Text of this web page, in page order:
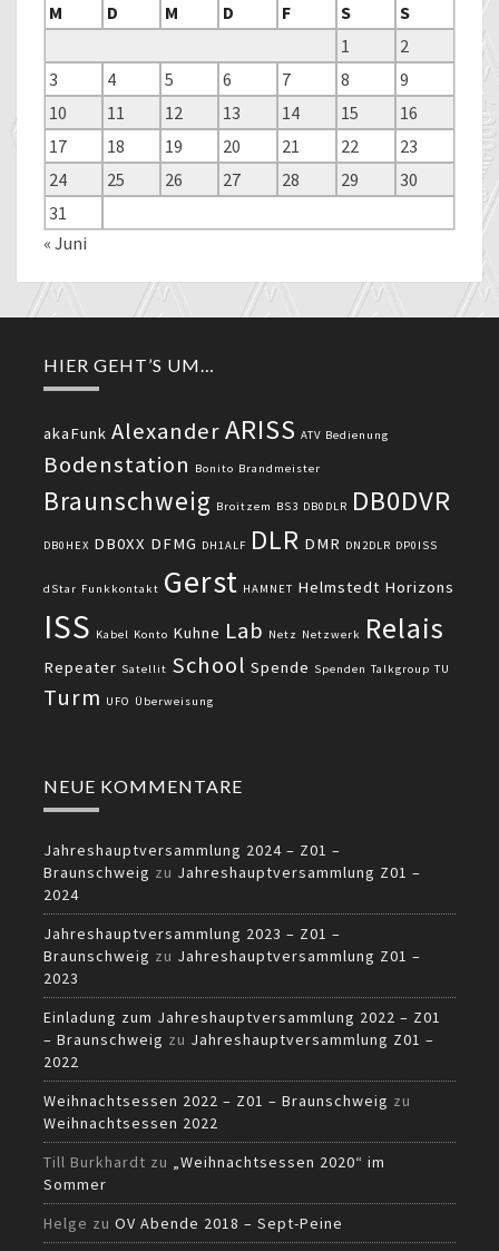
M
D M D F S
S
1
2
3
4 5 6 7 8
9
10
11 12 13 14 15
16
17
18 19 20 21 22
23
24
25 26 27 28 29
30
31
« Juni
HIER GEHT’S UM…
akaFunk AlexanderARISS ATV Bedienung
Bodenstation Bonito Brandmeister
Braunschweig Broitzem BS3 DB0DLR DB0DVR
DB0HEX DB0XX DFMG DH1ALF DLR DMR DN2DLR DP0ISS
dStar Funkkontakt Gerst HAMNET Helmstedt Horizons
ISS Kabel Konto Kuhne Lab Netz Netzwerk Relais
Repeater Satellit School Spende Spenden Talkgroup TU
Turm UFO Überweisung
NEUE KOMMENTARE
Jahreshauptversammlung 2024 – Z01 –
Braunschweig zu Jahreshauptversammlung Z01 –
2024
Jahreshauptversammlung 2023 – Z01 –
Braunschweig zu Jahreshauptversammlung Z01 –
2023
Einladung zum Jahreshauptversammlung 2022 – Z01
– Braunschweig zu Jahreshauptversammlung Z01 –
2022
Weihnachtsessen 2022 – Z01 – Braunschweig zu
Weihnachtsessen 2022
Till Burkhardt zu „Weihnachtsessen 2020“ im
Sommer
Helge zu OV Abende 2018 – Sept-Peine